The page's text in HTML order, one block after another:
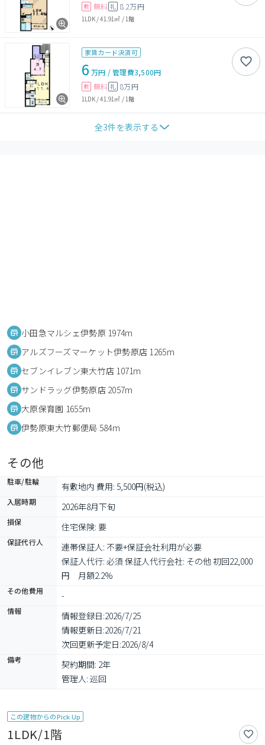
敷 無料 礼 8.2万円
1LDK/41.91㎡ / 1階
家賃カード決済可
6 万円 /管理費3,500円
敷 無料 礼 8万円
1LDK/41.91㎡ /1階
全3件を表示する
小田急マルシェ伊勢原 1974m
アルズフーズマーケット伊勢原店 1265m
セブンイレブン東大竹店 1071m
サンドラッグ伊勢原店 2057m
大原保育園 1655m
伊勢原東大竹郵便局 584m
その他
駐車/駐輪 有敷地内 費用: 5,500円(税込)
入居時期 2026年8月下旬
損保 住宅保険: 要
保証代行人
連帯保証人: 不要+保証会社利用が必要
保証人代行: 必須 保証人代行会社: その他 初回22,000
円　月額2.2%
その他費用 -
情報 情報登録日:2026/7/25
情報更新日:2026/7/21
次回更新予定日:2026/8/4
備考
契約期間: 2年
管理人: 巡回
この建物からのPick Up
1LDK/1階